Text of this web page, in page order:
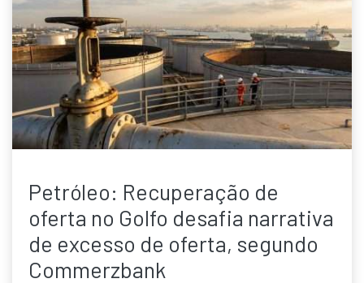
Petróleo: Recuperação de
oferta no Golfo desafia narrativa
de excesso de oferta, segundo
Commerzbank